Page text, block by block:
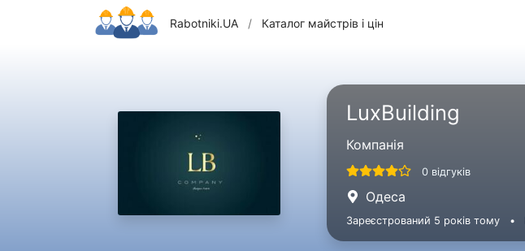
Rabotniki.UA / Каталог майстрів і цін
LuxBuilding
Компанія
0 відгуків
Одеса
Зареєстрований 5 років тому •